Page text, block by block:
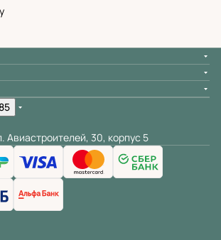
Авиастроителей, 30, корпус 5